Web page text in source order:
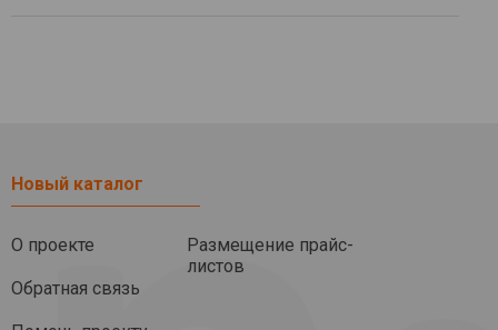
Новый каталог
О проекте
Обратная связь
Размещение прайс-
листов